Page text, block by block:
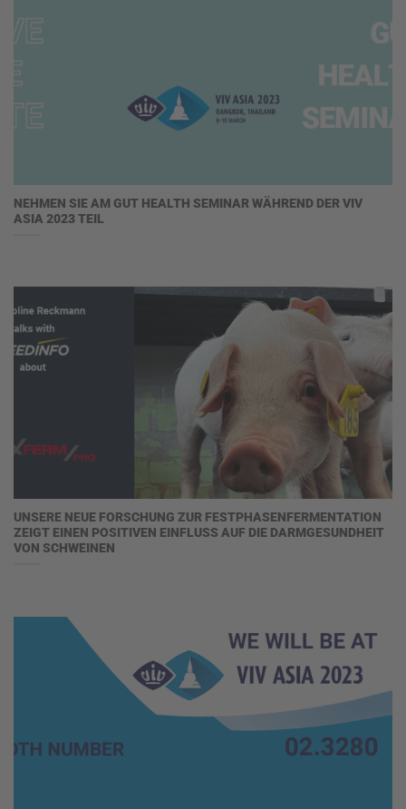
NEHMEN SIE AM GUT HEALTH SEMINAR WÄHREND DER VIV
ASIA 2023 TEIL
UNSERE NEUE FORSCHUNG ZUR FESTPHASENFERMENTATION
ZEIGT EINEN POSITIVEN EINFLUSS AUF DIE DARMGESUNDHEIT
VON SCHWEINEN